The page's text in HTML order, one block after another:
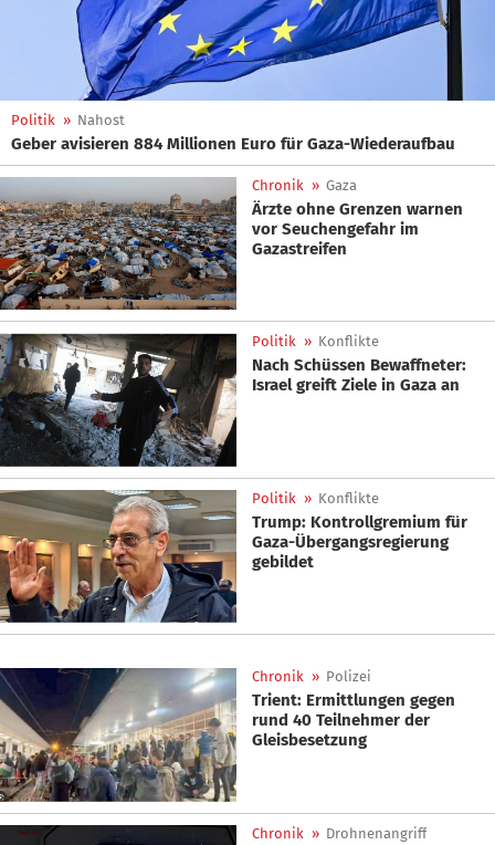
Politik » Nahost
Geber avisieren 884 Millionen Euro für Gaza-Wiederaufbau
Chronik » Gaza
Ärzte ohne Grenzen warnen
vor Seuchengefahr im
Gazastreifen
Politik » Konflikte
Nach Schüssen Bewaffneter:
Israel greift Ziele in Gaza an
Politik » Konflikte
Trump: Kontrollgremium für
Gaza-Übergangsregierung
gebildet
Chronik » Polizei
Trient: Ermittlungen gegen
rund 40 Teilnehmer der
Gleisbesetzung
Chronik » Drohnenangriff